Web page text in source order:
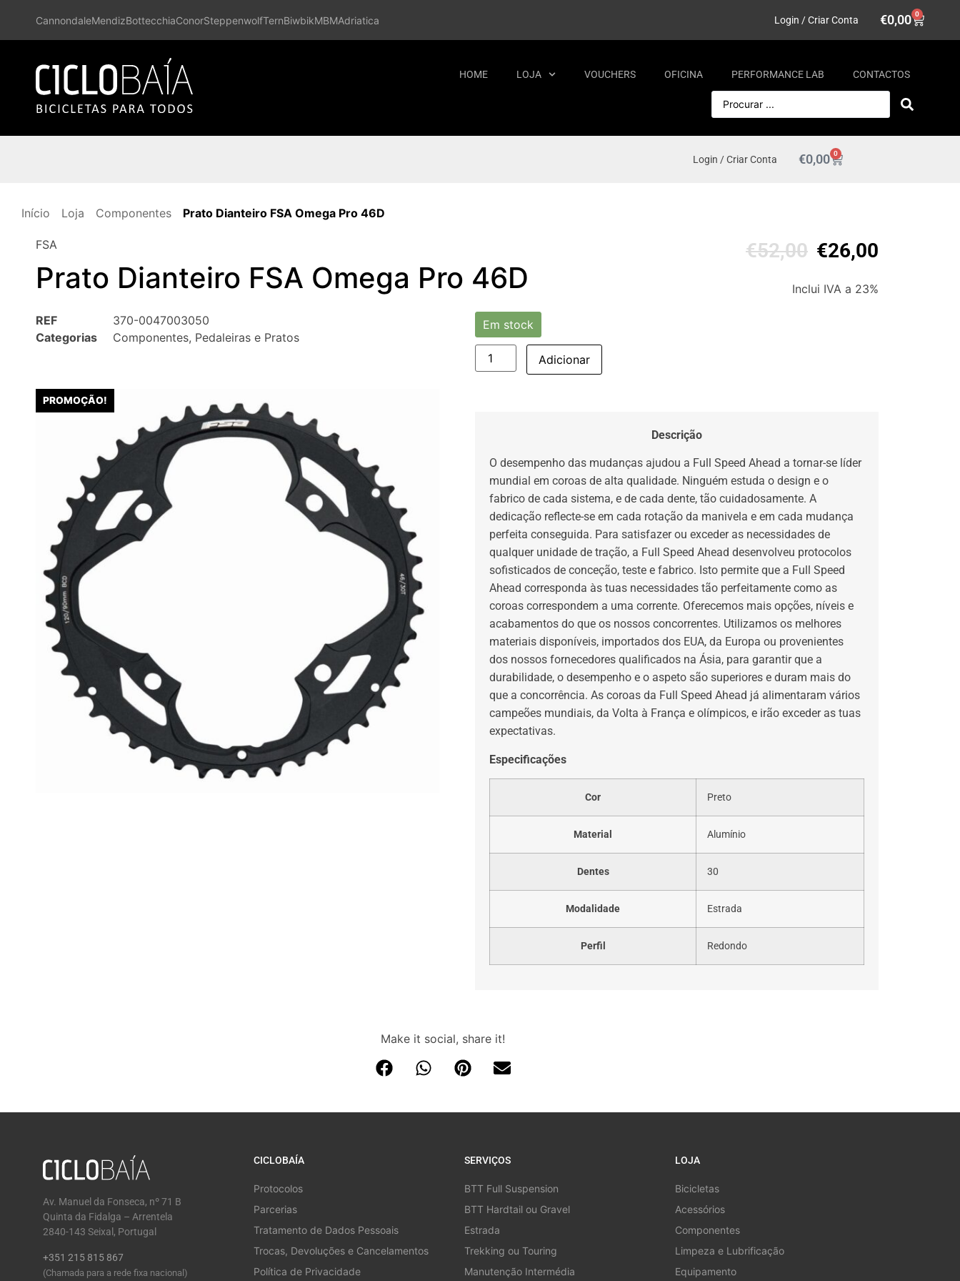
CannondaleMendizBottecchiaConorSteppenwolfTernBiwbikMBMAdriatica Login / Criar Conta €0,00 0
HOME LOJA VOUCHERS OFICINA PERFORMANCE LAB CONTACTOS
Login / Criar Conta €0,00 0
Início Loja Componentes Prato Dianteiro FSA Omega Pro 46D
FSA
Prato Dianteiro FSA Omega Pro 46D
€52,00 €26,00
Inclui IVA a 23%
REF
370-0047003050
Categorias
Componentes, Pedaleiras e Pratos
PROMOÇÃO!
Em stock
Adicionar
Descrição
O desempenho das mudanças ajudou a Full Speed Ahead a tornar-se líder
mundial em coroas de alta qualidade. Ninguém estuda o design e o
fabrico de cada sistema, e de cada dente, tão cuidadosamente. A
dedicação reflecte-se em cada rotação da manivela e em cada mudança
perfeita conseguida. Para satisfazer ou exceder as necessidades de
qualquer unidade de tração, a Full Speed Ahead desenvolveu protocolos
sofisticados de conceção, teste e fabrico. Isto permite que a Full Speed
Ahead corresponda às tuas necessidades tão perfeitamente como as
coroas correspondem a uma corrente. Oferecemos mais opções, níveis e
acabamentos do que os nossos concorrentes. Utilizamos os melhores
materiais disponíveis, importados dos EUA, da Europa ou provenientes
dos nossos fornecedores qualificados na Ásia, para garantir que a
durabilidade, o desempenho e o aspeto são superiores e duram mais do
que a concorrência. As coroas da Full Speed Ahead já alimentaram vários
campeões mundiais, da Volta à França e olímpicos, e irão exceder as tuas
expectativas.
Especificações
Cor Preto
Material Alumínio
Dentes 30
Modalidade Estrada
Perfil Redondo
Make it social, share it!
Av. Manuel da Fonseca, nº 71 B
Quinta da Fidalga – Arrentela
2840-143 Seixal, Portugal
+351 215 815 867
(Chamada para a rede fixa nacional)
CICLOBAÍA
Protocolos
Parcerias
Tratamento de Dados Pessoais
Trocas, Devoluções e Cancelamentos
Política de Privacidade
SERVIÇOS
BTT Full Suspension
BTT Hardtail ou Gravel
Estrada
Trekking ou Touring
Manutenção Intermédia
LOJA
Bicicletas
Acessórios
Componentes
Limpeza e Lubrificação
Equipamento